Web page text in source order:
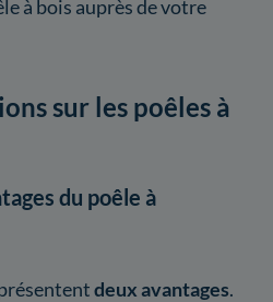
à bois auprès de votre
sur les poêles à
du poêle à
deux avantages.